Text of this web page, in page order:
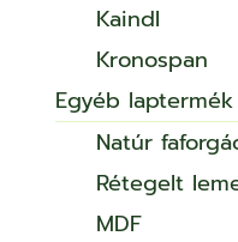
Kaindl
Kronospan
Egyéb laptermék
Natúr
Rétegelt
MDF